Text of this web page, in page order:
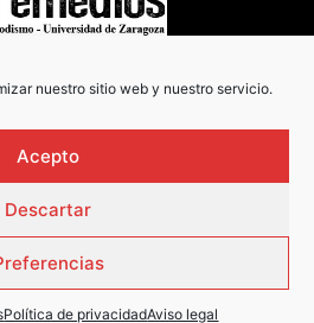
nuestro sitio web y nuestro servicio.
Acepto
Descartar
Política de privacidadAviso legal